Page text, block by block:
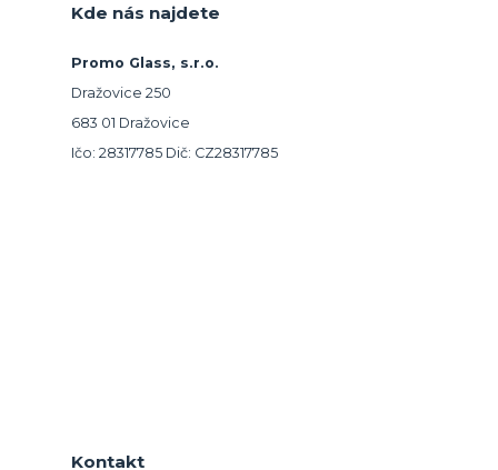
Kde nás najdete
Promo Glass, s.r.o.
Dražovice 250
683 01 Dražovice
Ičo: 28317785 Dič: CZ28317785
Kontakt